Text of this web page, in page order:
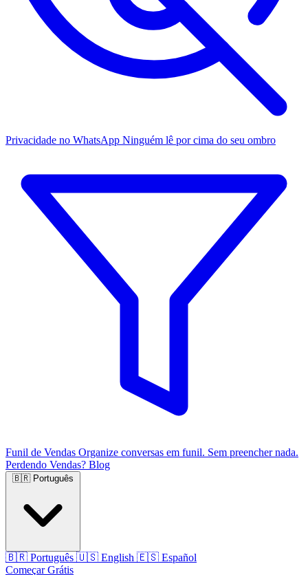
Privacidade no WhatsApp Ninguém lê por cima do seu ombro
Funil de Vendas Organize conversas em funil. Sem preencher nada.
Perdendo Vendas? Blog
🇧🇷 Português
🇧🇷 Português 🇺🇸 English 🇪🇸 Español
Começar Grátis